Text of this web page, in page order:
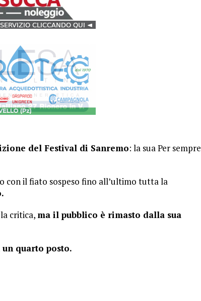
del Festival di Sanremo: la sua Per sempre
con il fiato sospeso fino all’ultimo tutta la
critica, ma il pubblico è rimasto dalla sua
quarto posto.